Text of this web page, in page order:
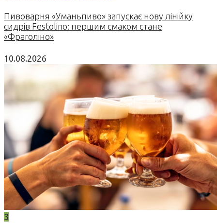
Пивоварня «Уманьпиво» запускає нову лінійку
сидрів Festolino: першим смаком стане
«Фраголіно»
10.08.2026
3